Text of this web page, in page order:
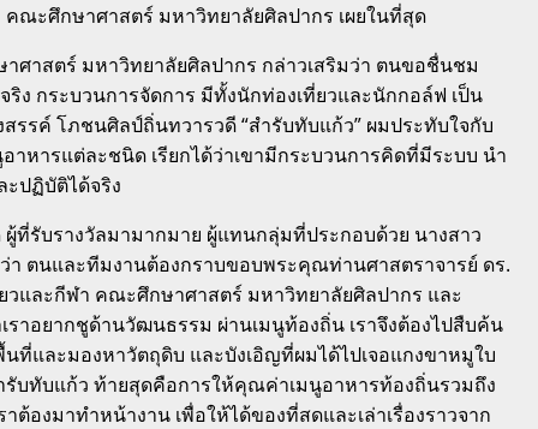
ะศึกษาศาสตร์ มหาวิทยาลัยศิลปากร เผยในที่สุด
าสตร์ มหาวิทยาลัยศิลปากร กล่าวเสริมว่า ตนขอชื่นชม
ง กระบวนการจัดการ มีทั้งนักท่องเที่ยวและนักกอล์ฟ เป็น
รค์ โภชนศิลป์ถิ่นทวารวดี “สำรับทับแก้ว” ผมประทับใจกับ
าหารแต่ละชนิด เรียกได้ว่าเขามีกระบวนการคิดที่มีระบบ นำ
ปฏิบัติได้จริง
ที่รับรางวัลมามากมาย ผู้แทนกลุ่มที่ประกอบด้วย นางสาว
ตนและทีมงานต้องกราบขอบพระคุณท่านศาสตราจารย์ ดร.
ละกีฬา คณะศึกษาศาสตร์ มหาวิทยาลัยศิลปากร และ
าอยากชูด้านวัฒนธรรม ผ่านเมนูท้องถิ่น เราจึงต้องไปสืบค้น
ที่และมองหาวัตถุดิบ และบังเอิญที่ผมได้ไปเจอแกงขาหมูใบ
รับทับแก้ว ท้ายสุดคือการให้คุณค่าเมนูอาหารท้องถิ่นรวมถึง
องมาทำหน้างาน เพื่อให้ได้ของที่สดและเล่าเรื่องราวจาก